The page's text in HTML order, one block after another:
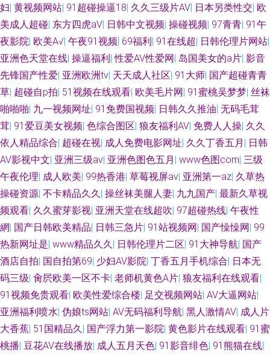
妇| 黄视频网站| 91超碰操逼18| 久久三级片AV| 日本另类性交| 欧
美成人超碰| 东方四虎aV| 日韩中文视频| 操碰视频| 97青青| 91午
夜影院| 欧美A√| 午夜91视频| 69福利| 91在线超| 日韩伦理片网站|
亚洲色天堂在线| 操逼福利|性爱AV性爱网| 岛国美女的a片| 影音
先锋国产性爱| 亚洲欧洲tv| 天天成人社区| 91大师| 国产超碰青青
草| 超碰自p拍| 51视频在线观看| 欧美毛片网| 91蜜桃吴梦梦| 丝袜
啪啪啪| 九一视频网址| 91免费国视频| 日韩久久推油| 无码毛茸
茸| 91爱豆美女视频| 色综合图区| 狼友福利AV| 免费人人操| 久久
依人精品综合| 超碰在视| 成人免费电影网址| 久久丁香五月 | 日韩
AV影视中文| 亚洲三级av| 亚洲色图色五月 | www色图com| 三级
午夜伦理| 成人欧美| 99热香港| 草莓视屏av| 亚洲第一az| 久草热
操碰资源| 不卡精品久久| 操丝袜美腿人妻| 九九国产| 最新久草视
频观看| 久久蜜芽影视| 亚洲天堂在线超吹| 97超碰热线| 午夜性
網| 国产日韩欧美精品| 日韩三急片| 91站视频网| 国产懆懆网| 99
热新网址是| www精品久久| 日韩伦理片二区| 91大神导航| 国产
酒店自拍| 国自拍第69| 少妇AV影院| 丁香五月手机综合| 日本无
码三级| 肏屄欧美一区不卡| 老师机黄色A片| 狼友福利在线观看|
91视频免贵观看| 欧美性爱综合楼| 足交视频网站| AV大逼网站|
亚洲福利喷水| 伪娘ts网站| AV无码福利导航| 黑人激情AV| 成人片
大香蕉| 51国精品久| 国产浮力第一影院| 黄色影片在线观看| 91蜜
桃播| 豆花AV在线播放| 成人五月天色| 91影音绯色| 91熊猫在线|